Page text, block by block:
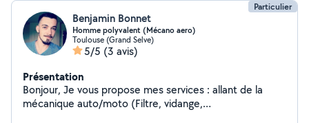
Particulier
Benjamin Bonnet
Homme polyvalent (Mécano aero)
Toulouse (Grand Selve)
5/5 (3 avis)
Présentation
Bonjour, Je vous propose mes services : allant de la
mécanique auto/moto (Filtre, vidange,